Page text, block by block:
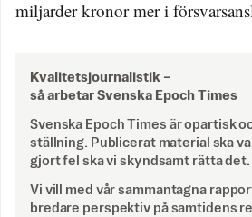
miljarder kronor mer i
Kvalitetsjournalistik –
så arbetar Svenska Epoch Times
Svenska Epoch Times är opartisk
ställning. Publicerat material ska
gjort fel ska vi skyndsamt rätta det.
Vi vill med vår sammantagna
bredare perspektiv på samtidens